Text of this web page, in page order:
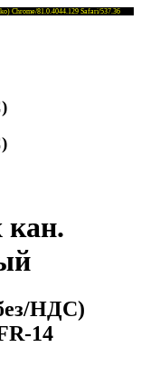
Chrome/81.0.4044.129 Safari/537.36
кан.
НДС)
14